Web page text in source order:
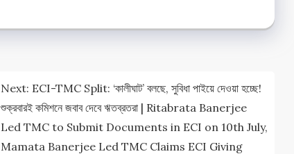
Next: ECI-TMC Split: ‘কালীঘাট’ বলছে, সুবিধা পাইয়ে দেওয়া হচ্ছে!
শুক্রবারই কমিশনে জবাব দেবে ঋতব্রতরা | Ritabrata Banerjee
Led TMC to Submit Documents in ECI on 10th July,
Mamata Banerjee Led TMC Claims ECI Giving